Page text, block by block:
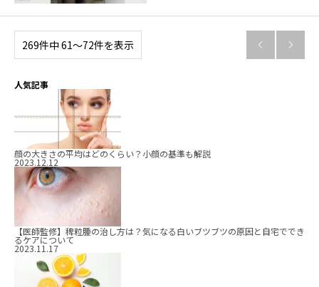
269件中 61〜72件を表示  
人気記事
顔の大きさの平均はどのくらい？小顔の基準も解説
2023.12.12
【医師監修】稗粒腫の治し方は？気になる白いブツブツの原因と自宅ででき
るケアについて
2023.11.17